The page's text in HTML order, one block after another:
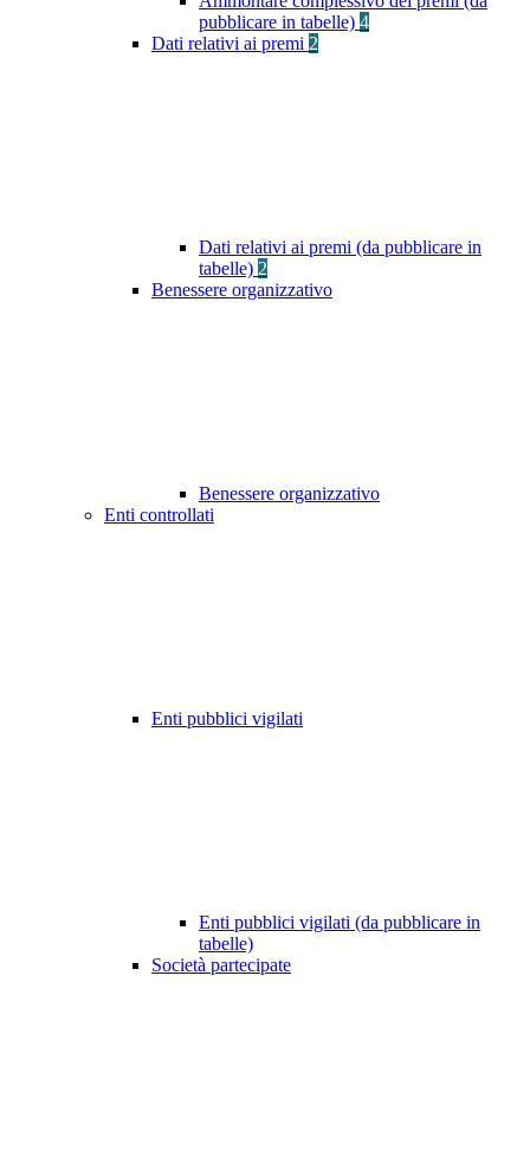
pubblicare in tabelle) 4
Dati relativi ai premi 2
Dati relativi ai premi (da pubblicare in
tabelle) 2
Benessere organizzativo
Benessere organizzativo
Enti controllati
Enti pubblici vigilati
Enti pubblici vigilati (da pubblicare in
tabelle)
Società partecipate